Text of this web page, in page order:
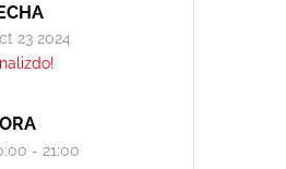
23 2024
- 21:00